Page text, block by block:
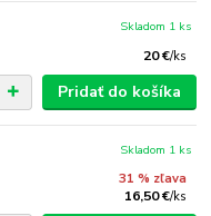
20 €/ks
Skladom 1 ks
Pridať do košíka
31 % zľava
16,50 €/ks
Skladom 1 ks